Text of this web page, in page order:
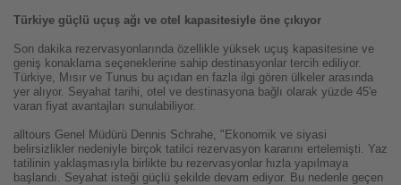
Türkiye güçlü uçuş ağı ve otel kapasitesiyle öne çıkıyor
Son dakika rezervasyonlarında özellikle yüksek uçuş kapasitesine ve
geniş konaklama seçeneklerine sahip destinasyonlar tercih ediliyor.
Türkiye, Mısır ve Tunus bu açıdan en fazla ilgi gören ülkeler arasında
yer alıyor. Seyahat tarihi, otel ve destinasyona bağlı olarak yüzde 45'e
varan fiyat avantajları sunulabiliyor.
alltours Genel Müdürü Dennis Schrahe, "Ekonomik ve siyasi
belirsizlikler nedeniyle birçok tatilci rezervasyon kararını ertelemişti. Yaz
tatilinin yaklaşmasıyla birlikte bu rezervasyonlar hızla yapılmaya
başlandı. Seyahat isteği güçlü şekilde devam ediyor. Bu nedenle geçen